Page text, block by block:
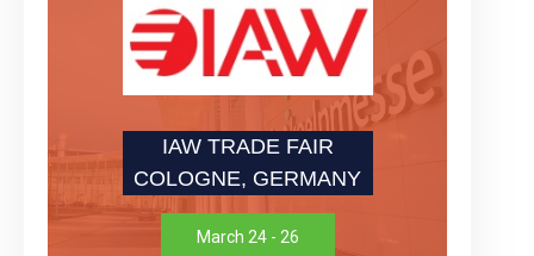
IAW TRADE FAIR
COLOGNE, GERMANY
March 24 - 26